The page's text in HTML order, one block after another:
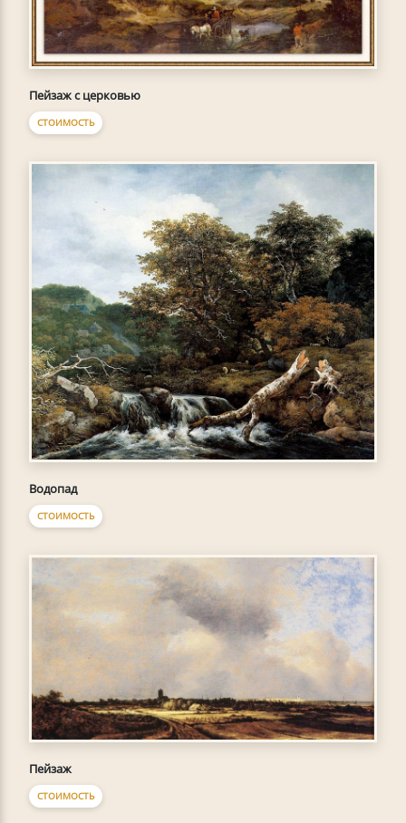
Пейзаж с церковью
СТОИМОСТЬ
Водопад
СТОИМОСТЬ
Пейзаж
СТОИМОСТЬ